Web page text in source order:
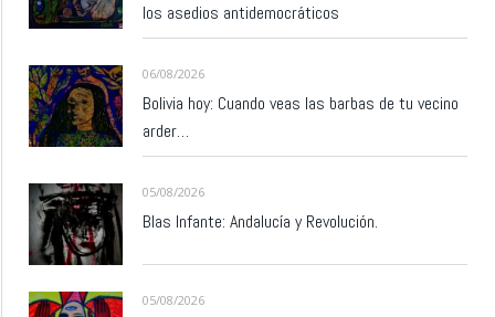
los asedios antidemocráticos
06/08/2026
Bolivia hoy: Cuando veas las barbas de tu vecino
arder…
05/08/2026
Blas Infante: Andalucía y Revolución.
05/08/2026